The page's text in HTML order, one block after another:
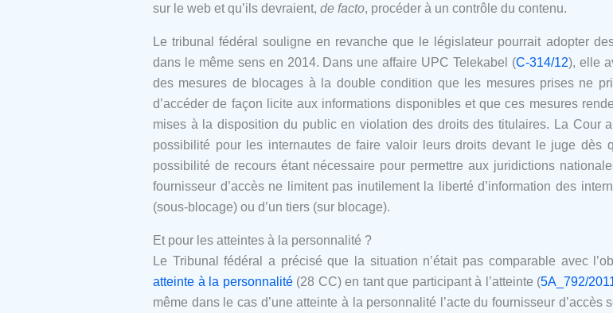
sur le web et qu’ils devraient, de facto, procéder à un contrôle du contenu.
Le tribunal fédéral souligne en revanche que le législateur pourrait adopter
dans le même sens en 2014. Dans une affaire UPC Telekabel (C-314/12), elle
des mesures de blocages à la double condition que les mesures prises ne
d’accéder de façon licite aux informations disponibles et que ces mesures
mises à la disposition du public en violation des droits des titulaires. La Cour
possibilité pour les internautes de faire valoir leurs droits devant le juge dès
possibilité de recours étant nécessaire pour permettre aux juridictions
fournisseur d’accès ne limitent pas inutilement la liberté d’information des
(sous-blocage) ou d’un tiers (sur blocage).
Et pour les atteintes à la personnalité ?
Le Tribunal fédéral a précisé que la situation n’était pas comparable avec
atteinte à la personnalité(28 CC) en tant que participant à l’atteinte (5A_792/
même dans le cas d’une atteinte à la personnalité l’acte du fournisseur